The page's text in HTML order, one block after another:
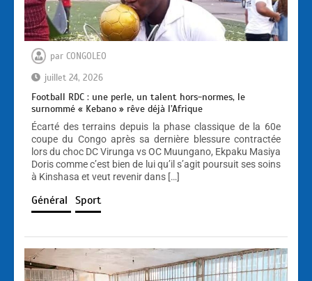
par CONGOLEO
juillet 24, 2026
Football RDC : une perle, un talent hors-normes, le
surnommé « Kebano » rêve déjà l’Afrique
Écarté des terrains depuis la phase classique de la 60e
coupe du Congo après sa dernière blessure contractée
lors du choc DC Virunga vs OC Muungano, Ekpaku Masiya
Doris comme c’est bien de lui qu’il s’agit poursuit ses soins
à Kinshasa et veut revenir dans […]
Général Sport